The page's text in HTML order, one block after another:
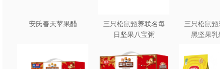
安氏春天苹果醋
三只松鼠甄养联名每
日坚果八宝粥
三只松鼠
黑坚果乳